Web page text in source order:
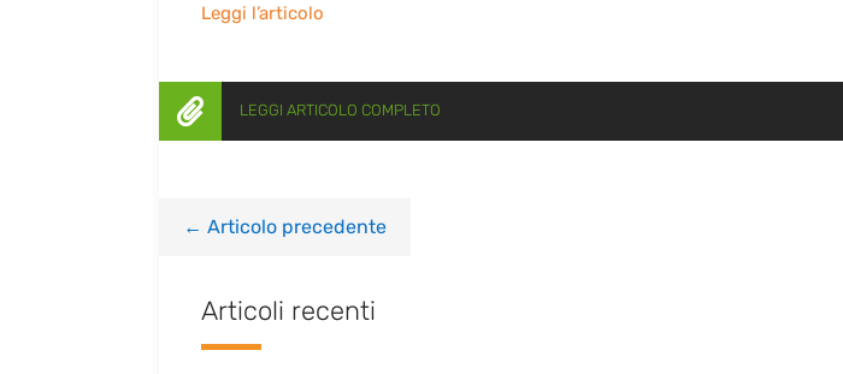
Leggi l’articolo
 LEGGI ARTICOLO COMPLETO
← Articolo precedente
Articoli recenti